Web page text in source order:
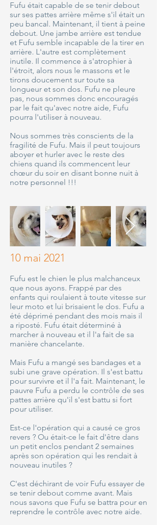
Fufu était capable de se tenir debout
sur ses pattes arrière même s'il était un
peu bancal. Maintenant, il tient à peine
debout. Une jambe arrière est tendue
et Fufu semble incapable de la tirer en
arrière. L'autre est complètement
inutile. Il commence à s'atrophier à
l'étroit, alors nous le massons et le
tirons doucement sur toute sa
longueur et son dos. Fufu ne pleure
pas, nous sommes donc encouragés
par le fait qu'avec notre aide, Fufu
pourra l'utiliser à nouveau.
Nous sommes très conscients de la
fragilité de Fufu. Mais il peut toujours
aboyer et hurler avec le reste des
chiens quand ils commencent leur
chœur du soir en disant bonne nuit à
notre personnel !!!
10 mai 2021
Fufu est le chien le plus malchanceux
que nous ayons. Frappé par des
enfants qui roulaient à toute vitesse sur
leur moto et lui brisaient le dos. Fufu a
été déprimé pendant des mois mais il
a riposté. Fufu était déterminé à
marcher à nouveau et il l'a fait de sa
manière chancelante.
Mais Fufu a mangé ses bandages et a
subi une grave opération. Il s'est battu
pour survivre et il l'a fait. Maintenant, le
pauvre Fufu a perdu le contrôle de ses
pattes arrière qu'il s'est battu si fort
pour utiliser.
Est-ce l'opération qui a causé ce gros
revers ? Ou était-ce le fait d'être dans
un petit enclos pendant 2 semaines
après son opération qui les rendait à
nouveau inutiles ?
C'est déchirant de voir Fufu essayer de
se tenir debout comme avant. Mais
nous savons que Fufu se battra pour en
reprendre le contrôle avec notre aide.